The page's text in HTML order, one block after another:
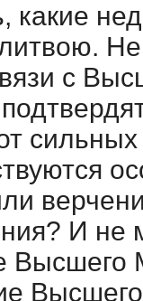
какие
с
И не